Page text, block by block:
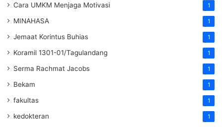
Cara UMKM Menjaga Motivasi 1
MINAHASA 1
Jemaat Korintus Buhias 1
Koramil 1301-01/Tagulandang 1
Serma Rachmat Jacobs 1
Bekam 1
fakultas 1
kedokteran 1